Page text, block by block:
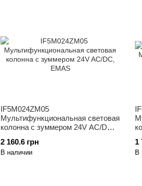
IF5M024ZM05
Мультифункциональная световая
колонна с зуммером 24V AC/DC,
2 160.6 грн
В наличии
1
В